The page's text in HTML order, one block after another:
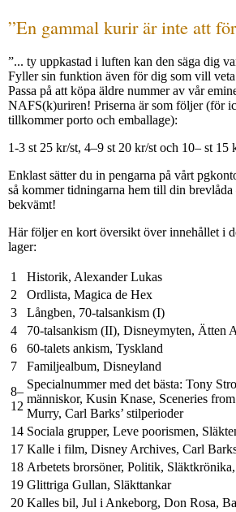
”En gammal kurir är inte att
”... ty uppkastad i luften kan den säga dig
Fyller sin funktion även för dig som vill
Passa på att köpa äldre nummer av vår
NAFS(k)uriren! Priserna är som följer (för
tillkommer porto och emballage):
1-3 st 25 kr/st, 4–9 st 20 kr/st och 10– st 15
Enklast sätter du in pengarna på vårt
så kommer tidningarna hem till din
bekvämt!
Här följer en kort översikt över innehållet i
lager:
1
Historik, Alexander Lukas
2
Ordlista, Magica de Hex
3
Långben, 70-talsankism (I)
4
70-talsankism (II), Disneymyten, Ätten
6
60-talets ankism, Tyskland
7
Familjealbum, Disneyland
8–
12
Specialnummer med det bästa: Tony
människor, Kusin Knase, Sceneries
Murry, Carl Barks’ stilperioder
14 Sociala grupper, Leve poorismen,
17 Kalle i film, Disney Archives, Carl
18 Arbetets brorsöner, Politik,
19 Glittriga Gullan, Släkttankar
20 Kalles bil, Jul i Ankeborg, Don Rosa,